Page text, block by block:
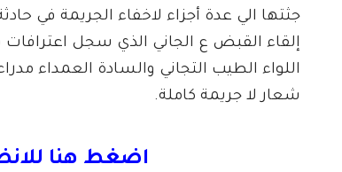
جثتها الي عدة أجزاء لاخفاء الجريمة في
إلقاء القبض ع الجاني الذي سجل
اللواء الطيب التجاني والسادة العمداء
شعار لا جريمة كاملة.
اضغط هنا